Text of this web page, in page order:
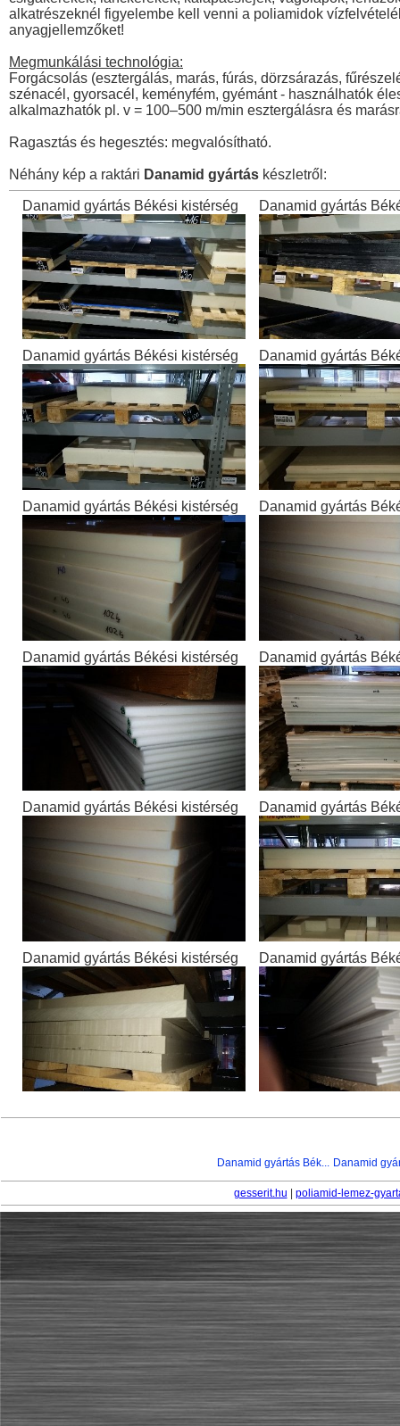
alkatrészeknél figyelembe kell venni a poliamidok
anyagjellemzőket!
Megmunkálási technológia:
Forgácsolás (esztergálás, marás, fúrás, dörzsárazás,
szénacél, gyorsacél, keményfém, gyémánt - használhatók
alkalmazhatók pl. v = 100–500 m/min esztergálásra és
Ragasztás és hegesztés: megvalósítható.
Néhány kép a raktári Danamid gyártás készletről:
Danamid gyártás Békési kistérség Danamid gyártás
Danamid gyártás Békési kistérség Danamid gyártás
Danamid gyártás Békési kistérség Danamid gyártás
Danamid gyártás Békési kistérség Danamid gyártás
Danamid gyártás Békési kistérség Danamid gyártás
Danamid gyártás Békési kistérség Danamid gyártás
Danamid gyártás Bék... Danamid
gesserit.hu poliamid-lemez-